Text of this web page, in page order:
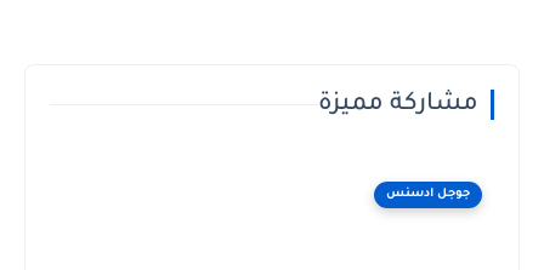
مشاركة مميزة
جوجل ادسنس